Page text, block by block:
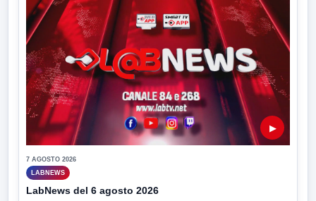
▶
7 AGOSTO 2026
LABNEWS
LabNews del 6 agosto 2026